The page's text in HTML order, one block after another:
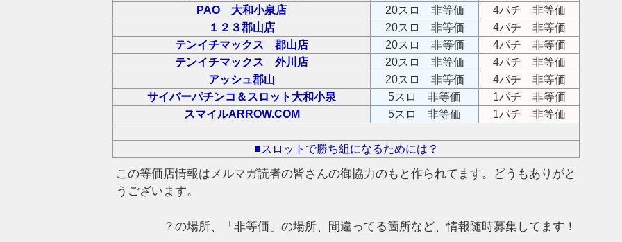
PAO 大和小泉店
20スロ 非等価
4パチ 非等価
１２３郡山店
20スロ 非等価
4パチ 非等価
テンイチマックス 郡山店
20スロ 非等価
4パチ 非等価
テンイチマックス 外川店
20スロ 非等価
4パチ 非等価
アッシュ郡山
20スロ 非等価
4パチ 非等価
サイバーパチンコ＆スロット大和小泉
5スロ 非等価
1パチ 非等価
スマイルARROW.COM
5スロ 非等価 1パチ 非等価
■スロットで勝ち組になるためには？
この等価店情報はメルマガ読者の皆さんの御協力のもと作られてます。どうもありがと
うございます。
？の場所、「非等価」の場所、間違ってる箇所など、情報随時募集してます！